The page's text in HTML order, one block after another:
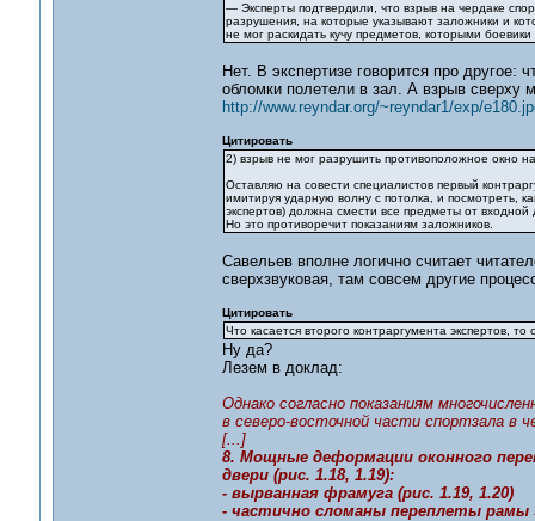
— Эксперты подтвердили, что взрыв на чердаке
разрушения, на которые указывают заложники и
не мог раскидать кучу предметов, которыми
Нет. В экспертизе говорится про другое:
обломки полетели в зал. А взрыв сверху
http://www.reyndar.org/~reyndar1/exp/
Цитировать
2) взрыв не мог разрушить противоположное окно
Оставляю на совести специалистов первый
имитируя ударную волну с потолка, и посмотреть,
экспертов) должна смести все предметы от
Но это противоречит показаниям заложников.
Савельев вполне логично считает
сверхзвуковая, там совсем другие
Цитировать
Что касается второго контраргумента экспертов,
Ну да?
Лезем в доклад:
Однако согласно показаниям
в северо-восточной части спортзала в
[...]
8. Мощные деформации оконного
двери (рис. 1.18, 1.19):
- вырванная фрамуга (рис. 1.19, 1.20)
- частично сломаны переплеты рамы